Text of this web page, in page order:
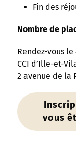
Fin des
Nombre de
Rendez-vous
CCI d’Ille-et-
2 avenue de la
vous